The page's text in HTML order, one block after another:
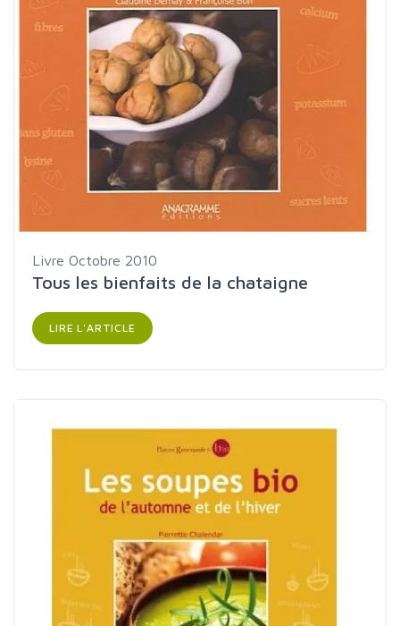
Livre Octobre 2010
Tous les bienfaits de la chataigne
LIRE L'ARTICLE